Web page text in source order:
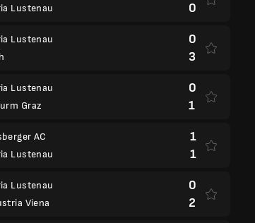
Lustenau
0
Lustenau
0
3
Lustenau
Graz
0
1
AC
Lustenau
1
1
Lustenau
Viena
0
2